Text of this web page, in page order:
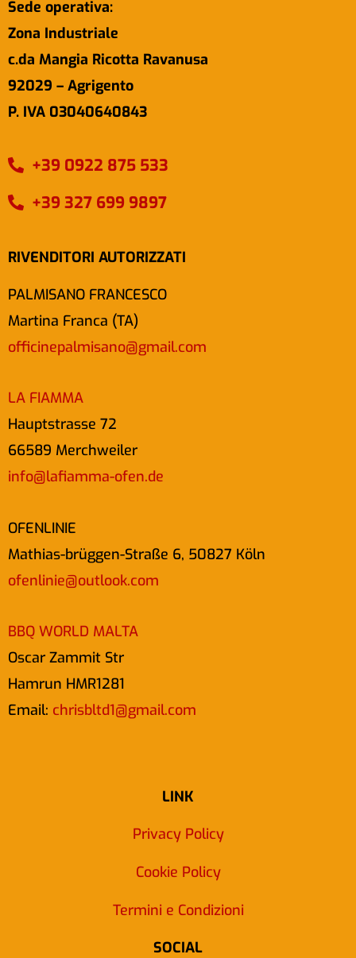
Sede operativa:
Zona Industriale
c.da Mangia Ricotta Ravanusa
92029 – Agrigento
P. IVA 03040640843
+39 0922 875 533
+39 327 699 9897
RIVENDITORI AUTORIZZATI
PALMISANO FRANCESCO
Martina Franca (TA)
officinepalmisano@gmail.com
LA FIAMMA
Hauptstrasse 72
66589 Merchweiler
info@lafiamma-ofen.de
OFENLINIE
Mathias-brüggen-Straße 6, 50827 Köln
ofenlinie@outlook.com
BBQ WORLD MALTA
Oscar Zammit Str
Hamrun HMR1281
Email: chrisbltd1@gmail.com
LINK
Privacy Policy
Cookie Policy
Termini e Condizioni
SOCIAL